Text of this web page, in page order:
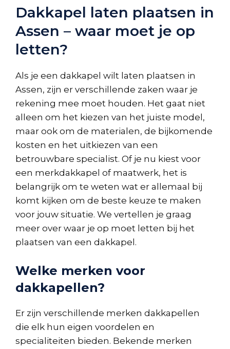
Dakkapel laten plaatsen in
Assen – waar moet je op
letten?
Als je een dakkapel wilt laten plaatsen in
Assen, zijn er verschillende zaken waar je
rekening mee moet houden. Het gaat niet
alleen om het kiezen van het juiste model,
maar ook om de materialen, de bijkomende
kosten en het uitkiezen van een
betrouwbare specialist. Of je nu kiest voor
een merkdakkapel of maatwerk, het is
belangrijk om te weten wat er allemaal bij
komt kijken om de beste keuze te maken
voor jouw situatie. We vertellen je graag
meer over waar je op moet letten bij het
plaatsen van een dakkapel.
Welke merken voor
dakkapellen?
Er zijn verschillende merken dakkapellen
die elk hun eigen voordelen en
specialiteiten bieden. Bekende merken